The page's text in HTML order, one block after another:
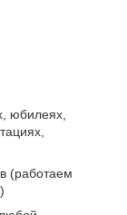
юбилеях,
(работаем